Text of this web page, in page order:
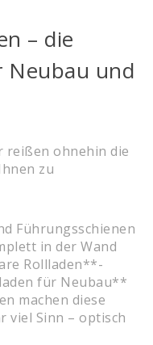
– die
Neubau und
reißen ohnehin die
zu
Führungsschienen
in der Wand
Rollladen**-
für Neubau**
machen diese
Sinn – optisch